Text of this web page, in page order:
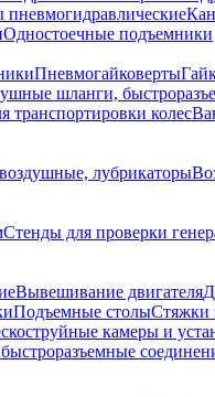
пневмогидравлические
Одностоечные подъемники
Пневмогайковерты
шланги,
транспортировки колес
лубрикаторы
Стенды для проверки
Вывешивание двигателя
Подъемные столыСтяжки
камеры и